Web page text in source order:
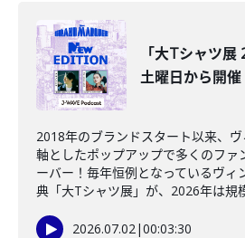
「大Tシャツ展
土曜日から開
2018年のブランドスタート以来、
軸としたポップアップで多くのファ
ーバー！毎年恒例となっているヴィ
典「大Tシャツ展」が、2026年は規
2026.07.02|00:03:30